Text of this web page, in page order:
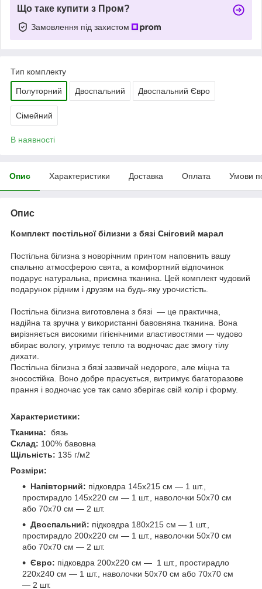
Що таке купити з Пром?
Замовлення під захистом
Тип комплекту
Полуторний Двоспальний Двоспальний Євро
Сімейний
В наявності
Опис Характеристики Доставка Оплата Умови
Опис
Комплект постільної білизни з бязі Сніговий марал
Постільна білизна з новорічним принтом наповнить вашу
спальню атмосферою свята, а комфортний відпочинок
подарує натуральна, приємна тканина. Цей комплект чудовий
подарунок рідним і друзям на будь-яку урочистість.
Постільна білизна виготовлена з бязі — це практична,
надійна та зручна у використанні бавовняна тканина. Вона
вирізняється високими гігієнічними властивостями — чудово
вбирає вологу, утримує тепло та водночас дає змогу тілу
дихати.
Постільна білизна з бязі зазвичай недороге, але міцна та
зносостійка. Воно добре прасується, витримує багаторазове
прання і водночас усе так само зберігає свій колір і форму.
Характеристики:
Тканина: бязь
Склад: 100% бавовна
Щільність: 135 г/м2
Розміри:
Напівторний: підковдра 145х215 см — 1 шт.,
простирадло 145х220 см — 1 шт., наволочки 50х70 см
або 70х70 см — 2 шт.
Двоспальний: підковдра 180х215 см — 1 шт.,
простирадло 200х220 см — 1 шт., наволочки 50х70 см
або 70х70 см — 2 шт.
Євро: підковдра 200х220 см — 1 шт., простирадло
220х240 см — 1 шт., наволочки 50х70 см або 70х70 см
— 2 шт.